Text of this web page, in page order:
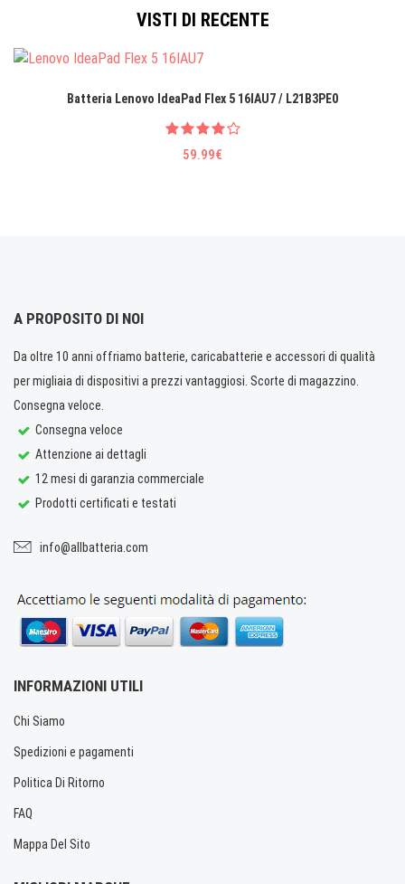
VISTI DI RECENTE
Batteria Lenovo IdeaPad Flex 5 16IAU7 / L21B3PE0
59.99€
A PROPOSITO DI NOI
Da oltre 10 anni offriamo batterie, caricabatterie e accessori di qualità
per migliaia di dispositivi a prezzi vantaggiosi. Scorte di magazzino.
Consegna veloce.
Consegna veloce
Attenzione ai dettagli
12 mesi di garanzia commerciale
Prodotti certificati e testati
info@allbatteria.com
INFORMAZIONI UTILI
Chi Siamo
Spedizioni e pagamenti
Politica Di Ritorno
FAQ
Mappa Del Sito